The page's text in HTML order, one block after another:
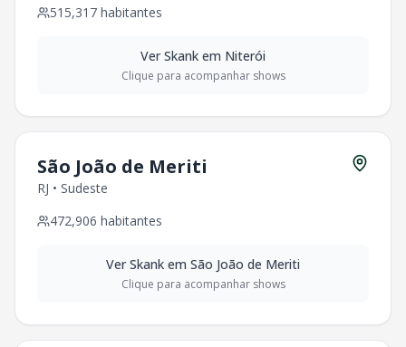
515,317 habitantes
VerSkank em Niterói
Clique para acompanhar shows
São João de Meriti
RJ • Sudeste
472,906 habitantes
VerSkank em São João de Meriti
Clique para acompanhar shows